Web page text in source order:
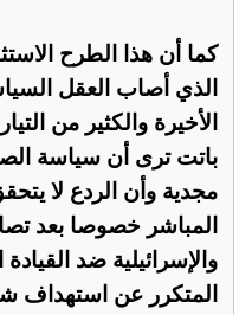
كما أن هذا الطرح
الذي أصاب العقل
الأخيرة والكثير من
باتت ترى أن سياسة
مجدية وأن الردع لا
المباشر خصوصا بعد
والإسرائيلية ضد القيادة
المتكرر عن استهداف